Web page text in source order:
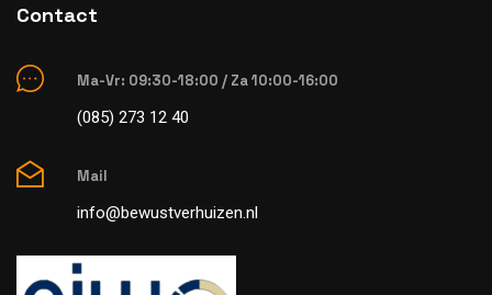
Contact
Ma-Vr: 09:30-18:00 / Za 10:00-16:00
(085) 273 12 40
Mail
info@bewustverhuizen.nl